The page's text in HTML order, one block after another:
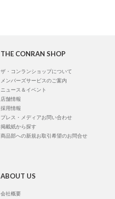
THE CONRAN SHOP
ザ・コンランショップについて
メンバーズサービスのご案内
ニュース＆イベント
店舗情報
採用情報
プレス・メディアお問い合わせ
掲載紙から探す
商品部への新規お取引希望のお問合せ
ABOUT US
会社概要